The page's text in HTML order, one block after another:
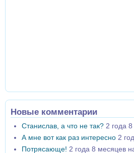
Новые комментарии
Станислав, а что не так? 2 года
А мне вот как раз интересно 2
Потрясающе! 2 года 8 месяцев